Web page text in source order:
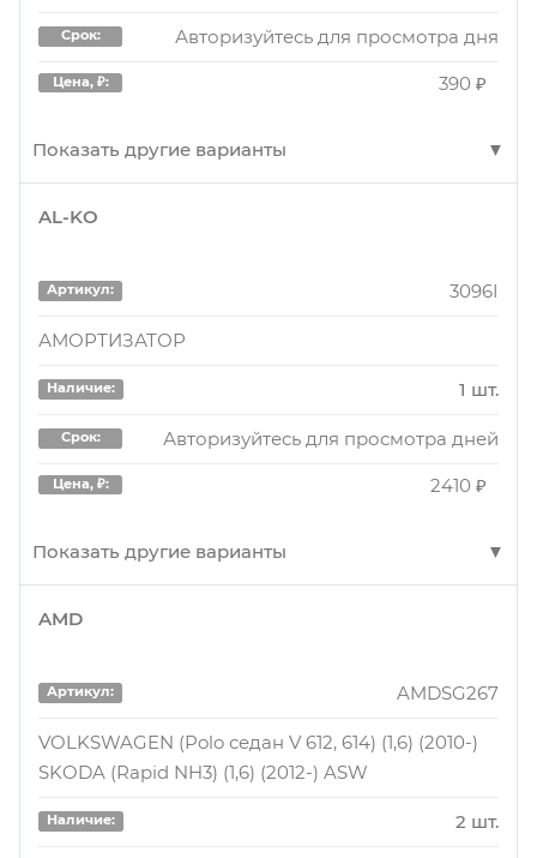
Срок: Авторизуйтесь для просмотра дня
Цена, ₽: 390 ₽
Показать другие варианты
Артикул:
Артикул: 15083100
Уплотняющее кольцо, коленчатый вал
Цена, ₽: 920 ₽
Артикул:
Уплотняющее кольцо, коленчатый вал
AL-KO
Артикул: 3096I
АМОРТИЗАТОР
Наличие: 1 шт.
Срок: Авторизуйтесь для просмотра дней
Цена, ₽: 2410 ₽
Показать другие варианты
Артикул:
Срок: Авторизуйтесь для просмотра дней
Цена, ₽: 2880 ₽
AMD
Артикул: AMDSG267
VOLKSWAGEN (Polo седан V 612, 614) (1,6) (2010-)
SKODA (Rapid NH3) (1,6) (2012-) ASW
Наличие: 2 шт.